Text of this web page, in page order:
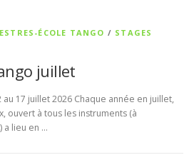
ÉCOLE TANGO / STAGES
juillet
au 17 juillet 2026 Chaque année en juillet,
ouvert à tous les instruments (à
a lieu en …